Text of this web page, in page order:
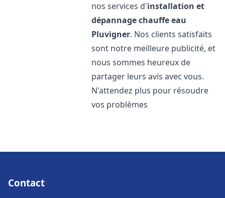
nos services d'installation et
dépannage chauffe eau
Pluvigner. Nos clients satisfaits
sont notre meilleure publicité, et
nous sommes heureux de
partager leurs avis avec vous.
N'attendez plus pour résoudre
vos problèmes
Contact